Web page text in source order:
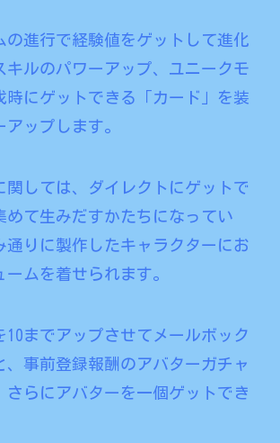
の進行で経験値をゲットして進化
キルのパワーアップ、ユニークモ
時にゲットできる「カード」を装
ップします。
関しては、ダイレクトにゲットで
めて生みだすかたちになってい
通りに製作したキャラクターにお
ムを着せられます。
10までアップさせてメールボック
、事前登録報酬のアバターガチャ
さらにアバターを一個ゲットでき